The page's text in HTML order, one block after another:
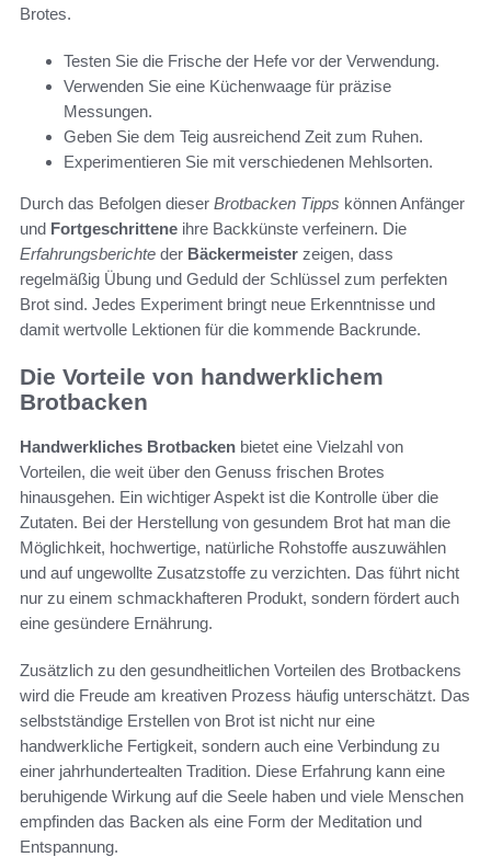
Brotes.
Testen Sie die Frische der Hefe vor der Verwendung.
Verwenden Sie eine Küchenwaage für präzise
Messungen.
Geben Sie dem Teig ausreichend Zeit zum Ruhen.
Experimentieren Sie mit verschiedenen Mehlsorten.
Durch das Befolgen dieser Brotbacken Tipps können Anfänger
und Fortgeschrittene ihre Backkünste verfeinern. Die
Erfahrungsberichte der Bäckermeister zeigen, dass
regelmäßig Übung und Geduld der Schlüssel zum perfekten
Brot sind. Jedes Experiment bringt neue Erkenntnisse und
damit wertvolle Lektionen für die kommende Backrunde.
Die Vorteile von handwerklichem
Brotbacken
Handwerkliches Brotbacken bietet eine Vielzahl von
Vorteilen, die weit über den Genuss frischen Brotes
hinausgehen. Ein wichtiger Aspekt ist die Kontrolle über die
Zutaten. Bei der Herstellung von gesundem Brot hat man die
Möglichkeit, hochwertige, natürliche Rohstoffe auszuwählen
und auf ungewollte Zusatzstoffe zu verzichten. Das führt nicht
nur zu einem schmackhafteren Produkt, sondern fördert auch
eine gesündere Ernährung.
Zusätzlich zu den gesundheitlichen Vorteilen des Brotbackens
wird die Freude am kreativen Prozess häufig unterschätzt. Das
selbstständige Erstellen von Brot ist nicht nur eine
handwerkliche Fertigkeit, sondern auch eine Verbindung zu
einer jahrhundertealten Tradition. Diese Erfahrung kann eine
beruhigende Wirkung auf die Seele haben und viele Menschen
empfinden das Backen als eine Form der Meditation und
Entspannung.